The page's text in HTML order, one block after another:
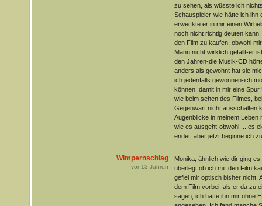
zu sehen, als wüsste ich
Schauspieler-wie hätte ich ihn
erweckte er in mir einen
noch nicht richtig deuten
den Film zu kaufen, obwohl
Mann nicht wirklich gefällt-er
den Jahren-die Musik-CD
anders als gewohnt hat sie
ich jedenfalls gewonnen-ich
können, damit in mir eine
wie beim sehen des Filmes,
Gegenwart nicht ausschalten
Augenblicke in meinem Leben
wie es ausgeht-obwohl ....es
endet, aber jetzt beginne ich
Wimpernschlag
vor 13 Jahren
Monika, ähnlich wie dir ging
überlegt ob ich mir den Film
gefiel mir optisch bisher nicht.
dem Film vorbei, als er da zu
sagen, ich hätte ihn mir ohne